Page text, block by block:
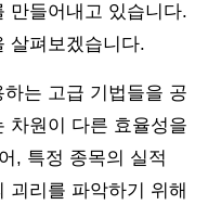
만들어내고 있습니다.
살펴보겠습니다.
는 고급 기법들을 공
차원이 다른 효율성을
, 특정 종목의 실적
괴리를 파악하기 위해